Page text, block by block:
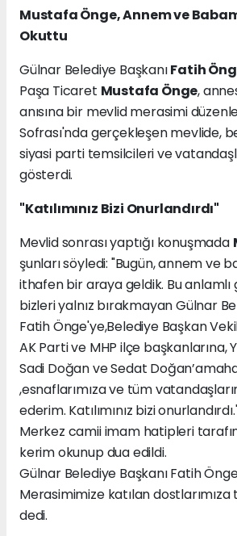
Mustafa Önge, Annem ve
Okuttu
Gülnar Belediye BaşkanıFatih
Paşa Ticaret Mustafa Önge,
anısına bir mevlid merasimi
Sofrası'nda gerçekleşen mevlide,
siyasi parti temsilcileri ve
gösterdi.
"Katılımınız Bizi Onurlandırdı"
Mevlid sonrası yaptığı konuşmada
şunları söyledi: "Bugün, annem ve
ithafen bir araya geldik. Bu anlamlı
bizleri yalnız bırakmayan Gülnar
Fatih Önge'ye,Belediye Başkan
AK Parti ve MHP ilçe başkanlarına,
Sadi Doğan ve Sedat
,esnaflarımıza ve tüm
ederim. Katılımınız bizi
Merkez camii imam hatipleri
kerim okunup dua edildi.
Gülnar Belediye Başkanı Fatih
Merasimimize katılan
dedi.